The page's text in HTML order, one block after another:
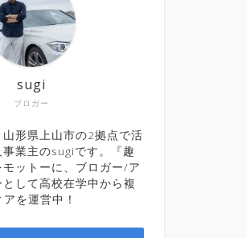
ブロガー
sugi
形県上山市の2拠点で活
業主のsugiです。『趣
ットーに、ブロガー/ア
して高校在学中から複
を運営中！